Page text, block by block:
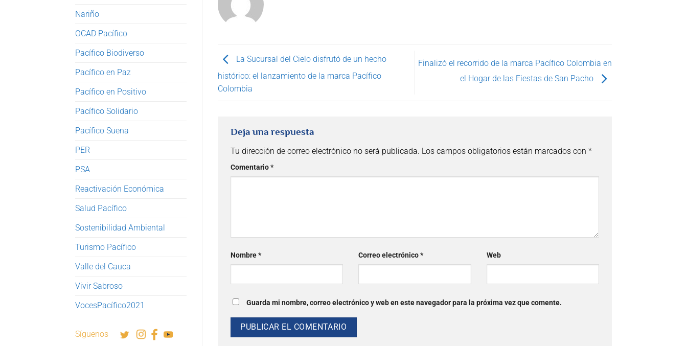
Nariño
OCAD Pacífico
Pacífico Biodiverso
Pacífico en Paz
Pacífico en Positivo
Pacífico Solidario
Pacífico Suena
PER
PSA
Reactivación Económica
Salud Pacífico
Sostenibilidad Ambiental
Turismo Pacífico
Valle del Cauca
Vivir Sabroso
VocesPacífico2021
Síguenos
La Sucursal del Cielo disfrutó de un hecho
histórico: el lanzamiento de la marca Pacífico
Colombia
Finalizó el recorrido de la marca Pacífico Colombia en
el Hogar de las Fiestas de San Pacho
Deja una respuesta
Tu dirección de correo electrónico no será publicada. Los campos obligatorios están marcados con *
Comentario*
Nombre* Correo electrónico* Web
Guarda mi nombre, correo electrónico y web en este navegador para la próxima vez que comente.